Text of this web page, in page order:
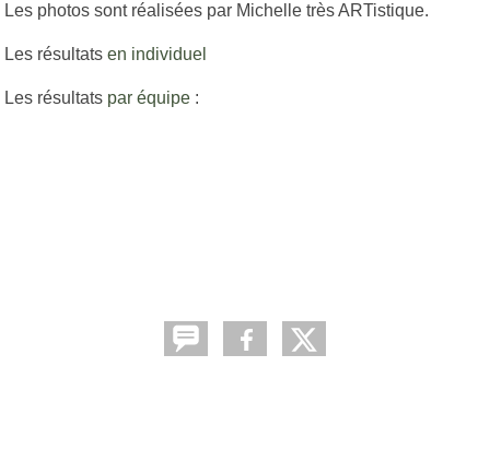
Les photos sont réalisées par Michelle très ARTistique.
Les résultats en individuel
Les résultats par équipe :